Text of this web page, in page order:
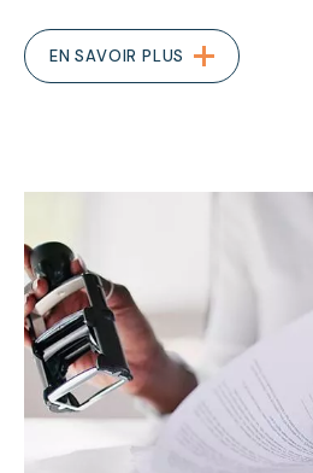
EN SAVOIR PLUS